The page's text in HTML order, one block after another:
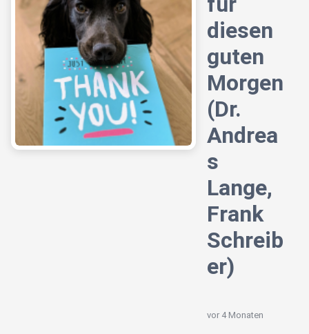
diesen
guten
Morgen
(Dr.
Andrea
s
Lange,
Frank
Schreib
er)
vor 4 Monaten